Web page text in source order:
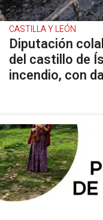
CASTILLA Y LEÓN
Diputación
del castillo de
incendio, con